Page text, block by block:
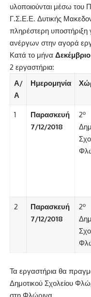
υλοποιούνται μέσω του
Γ.Σ.Ε.Ε. Δυτικής
πληρέστερη υποστήριξη
ανέργων στην αγορά
Κατά το μήνα
2 εργαστήρια:
Α/
Α
Ημερομηνία
1
Παρασκευή
7/12/2018
2ο
2
Παρασκευή
7/12/2018
2ο
Τα εργαστήρια θα
Δημοτικού Σχολείου